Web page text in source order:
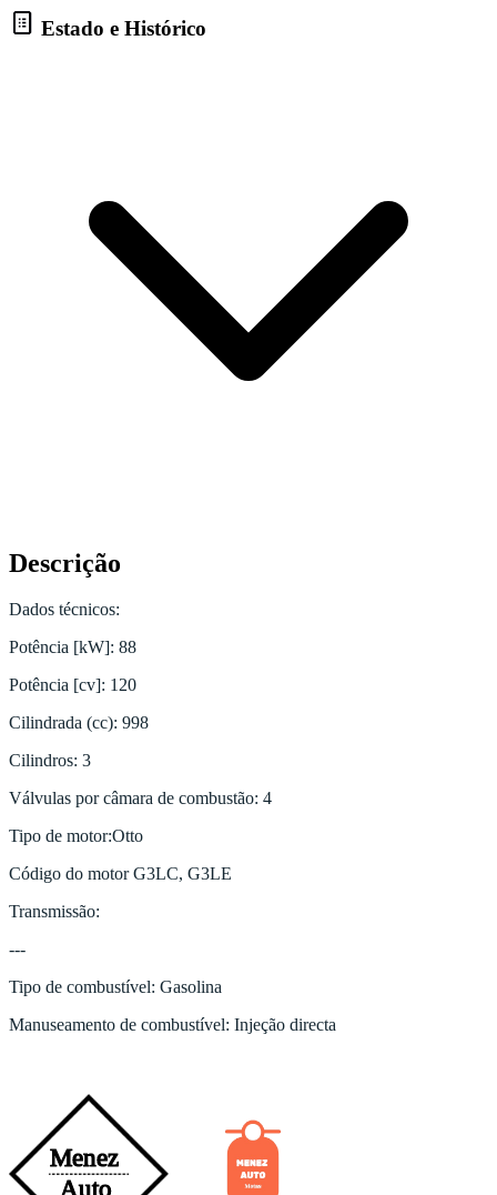
Estado e Histórico
Descrição
Dados técnicos:
Potência [kW]: 88
Potência [cv]: 120
Cilindrada (cc): 998
Cilindros: 3
Válvulas por câmara de combustão: 4
Tipo de motor:Otto
Código do motor G3LC, G3LE
Transmissão:
---
Tipo de combustível: Gasolina
Manuseamento de combustível: Injeção directa